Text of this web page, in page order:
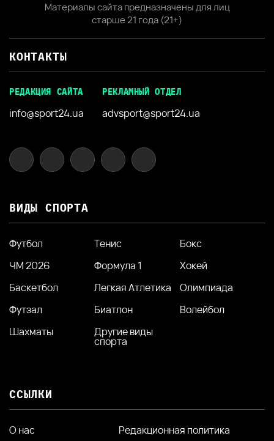
Материалы сайта предназначены для лиц
старше 21 года (21+)
КОНТАКТЫ
РЕДАКЦИЯ САЙТА
info@sport24.ua
РЕКЛАМНЫЙ ОТДЕЛ
advsport@sport24.ua
ВИДЫ СПОРТА
Футбол Тенис
Бокс
ЧМ 2026
Формула 1
Хокей
Баскетбол
Легкая Атлетика
Олимпиада
Футзал
Биатлон
Волейбол
Шахматы
Другие виды
спорта
ССЫЛКИ
О нас
Редакционная политика